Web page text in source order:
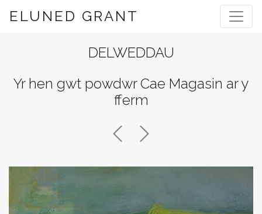
ELUNED GRANT
DELWEDDAU
Yr hen gwt powdwr Cae Magasin ar y
fferm